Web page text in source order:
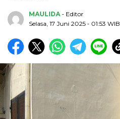
MAULIDA - Editor
Selasa, 17 Juni 2025 - 01:53 WIB